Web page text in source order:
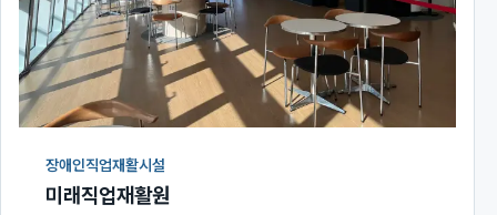
장애인직업재활시설
미래직업재활원